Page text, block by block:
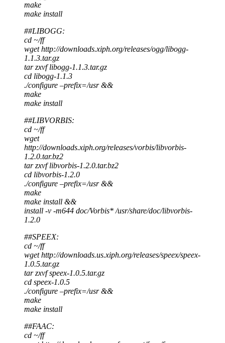
make
make install
##LIBOGG:
cd ~/ff
wget http://downloads.xiph.org/releases/ogg/libogg-
1.1.3.tar.gz
tar zxvf libogg-1.1.3.tar.gz
cd libogg-1.1.3
./configure –prefix=/usr &&
make
make install
##LIBVORBIS:
cd ~/ff
wget
http://downloads.xiph.org/releases/vorbis/libvorbis-
1.2.0.tar.bz2
tar zxvf libvorbis-1.2.0.tar.bz2
cd libvorbis-1.2.0
./configure –prefix=/usr &&
make
make install &&
install -v -m644 doc/Vorbis* /usr/share/doc/libvorbis-
1.2.0
##SPEEX:
cd ~/ff
wget http://downloads.us.xiph.org/releases/speex/speex-
1.0.5.tar.gz
tar zxvf speex-1.0.5.tar.gz
cd speex-1.0.5
./configure –prefix=/usr &&
make
make install
##FAAC:
cd ~/ff